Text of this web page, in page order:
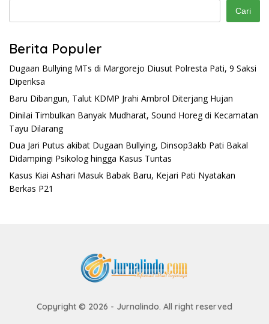
Cari
Berita Populer
Dugaan Bullying MTs di Margorejo Diusut Polresta Pati, 9 Saksi
Diperiksa
Baru Dibangun, Talut KDMP Jrahi Ambrol Diterjang Hujan
Dinilai Timbulkan Banyak Mudharat, Sound Horeg di Kecamatan
Tayu Dilarang
Dua Jari Putus akibat Dugaan Bullying, Dinsop3akb Pati Bakal
Didampingi Psikolog hingga Kasus Tuntas
Kasus Kiai Ashari Masuk Babak Baru, Kejari Pati Nyatakan
Berkas P21
Copyright © 2026 - Jurnalindo. All right reserved